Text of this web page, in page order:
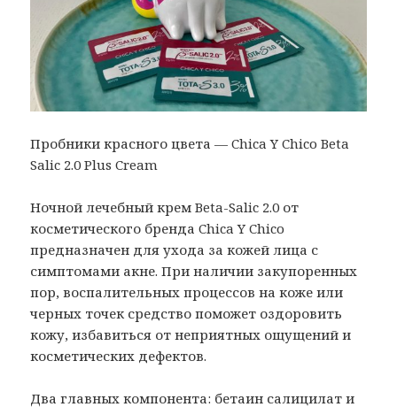
Пробники красного цвета — Chica Y Chico Beta
Salic 2.0 Plus Cream
Ночной лечебный крем Beta-Salic 2.0 от
косметического бренда Chica Y Chico
предназначен для ухода за кожей лица с
симптомами акне. При наличии закупоренных
пор, воспалительных процессов на коже или
черных точек средство поможет оздоровить
кожу, избавиться от неприятных ощущений и
косметических дефектов.
Два главных компонента: бетаин салицилат и